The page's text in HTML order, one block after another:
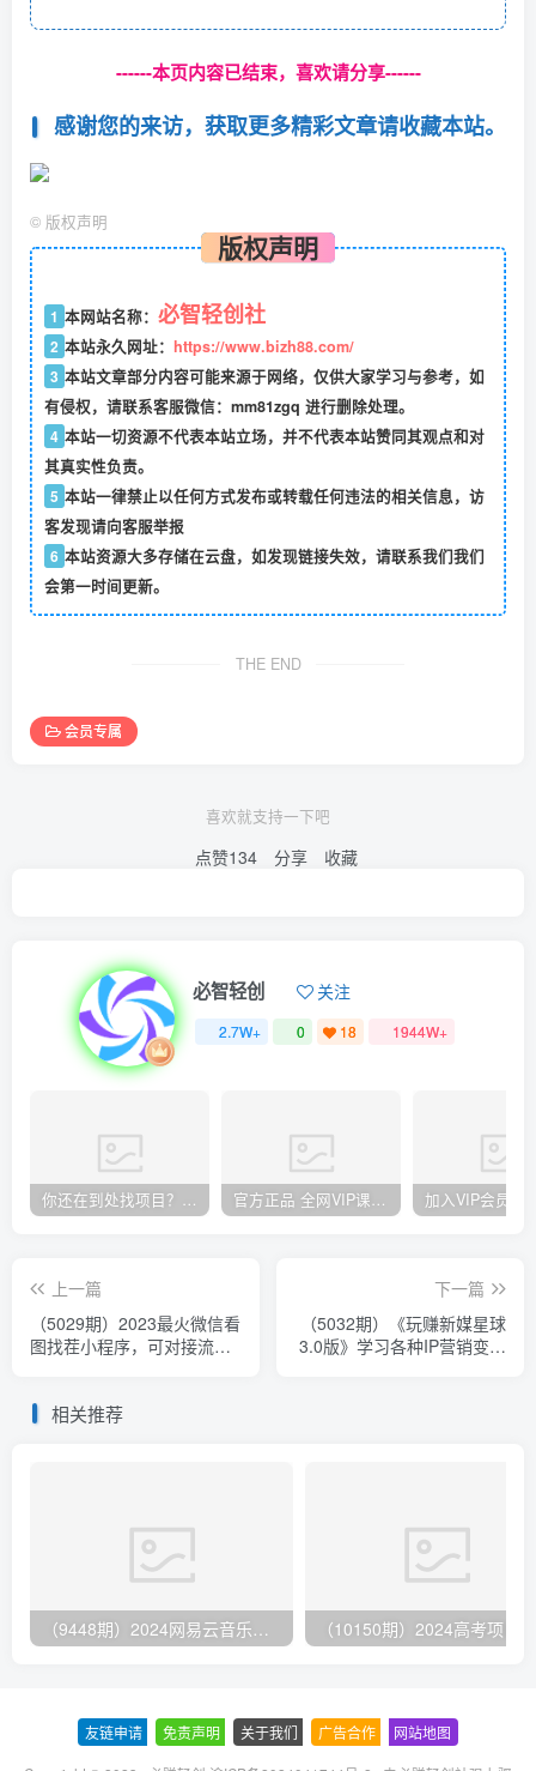
------本页内容已结束，喜欢请分享------
感谢您的来访，获取更多精彩文章请收藏本站。
© 版权声明
版权声明
1 本网站名称： 必智轻创社
2 本站永久网址： https://www.bizh88.com/
3 本站文章部分内容可能来源于网络，仅供大家学习与参考，如
有侵权，请联系客服微信：mm81zgq 进行删除处理。
4 本站一切资源不代表本站立场，并不代表本站赞同其观点和对
其真实性负责。
5 本站一律禁止以任何方式发布或转载任何违法的相关信息，访
客发现请向客服举报
6 本站资源大多存储在云盘，如发现链接失效，请联系我们我们
会第一时间更新。
THE END
会员专属
喜欢就支持一下吧
点赞134 分享 收藏
必智轻创 关注
2.7W+ 0 18 1944W+
你还在到处找项目？还在当韭菜？我却靠卖项目一个月赚5万，曾经我也和你一样懵懂。 官方正品 全网VIP课程 无损下载~
上一篇
（5029期）2023最火微信看
图找茬小程序，可对接流量
下一篇
（5032期）《玩赚新媒星球
3.0版》学习各种IP营销变现
相关推荐
（9448期）2024网易云音乐人挂机项目，单机日入150+，无脑月入5000+
友链申请 免责声明 关于我们 广告合作 网站地图